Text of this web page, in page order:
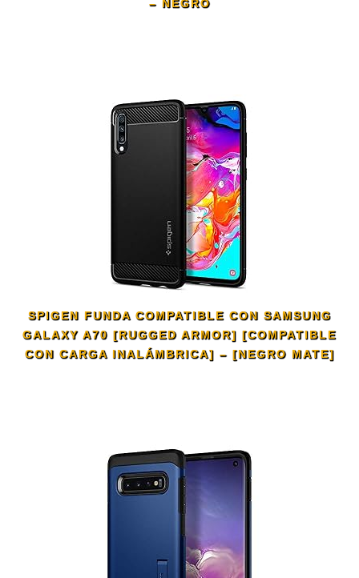
– NEGRO
SPIGEN FUNDA COMPATIBLE CON SAMSUNG
GALAXY A70 [RUGGED ARMOR] [COMPATIBLE
CON CARGA INALÁMBRICA] – [NEGRO MATE]